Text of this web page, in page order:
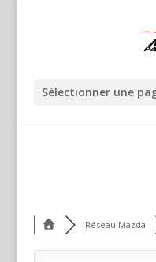
Sélectionner une
Réseau Mazda